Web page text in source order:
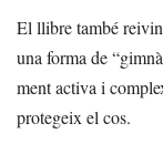
El llibre també
una forma de
ment activa i
protegeix el cos.